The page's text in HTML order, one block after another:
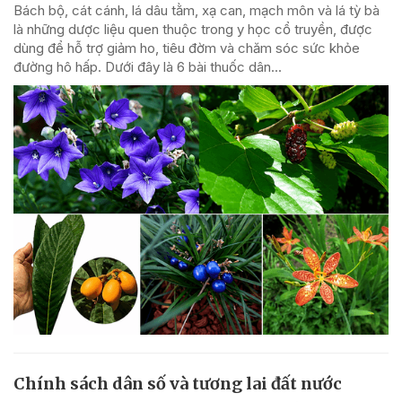
Bách bộ, cát cánh, lá dâu tằm, xạ can, mạch môn và lá tỳ bà
là những dược liệu quen thuộc trong y học cổ truyền, được
dùng để hỗ trợ giảm ho, tiêu đờm và chăm sóc sức khỏe
đường hô hấp. Dưới đây là 6 bài thuốc dân...
Chính sách dân số và tương lai đất nước